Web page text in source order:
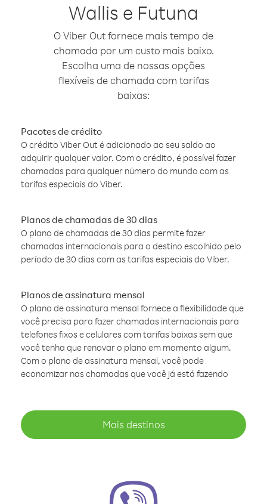
Wallis e Futuna
O Viber Out fornece mais tempo de
chamada por um custo mais baixo.
Escolha uma de nossas opções
flexíveis de chamada com tarifas
baixas:
Pacotes de crédito
O crédito Viber Out é adicionado ao seu saldo ao
adquirir qualquer valor. Com o crédito, é possível fazer
chamadas para qualquer número do mundo com as
tarifas especiais do Viber.
Planos de chamadas de 30 dias
O plano de chamadas de 30 dias permite fazer
chamadas internacionais para o destino escolhido pelo
período de 30 dias com as tarifas especiais do Viber.
Planos de assinatura mensal
O plano de assinatura mensal fornece a flexibilidade que
você precisa para fazer chamadas internacionais para
telefones fixos e celulares com tarifas baixas sem que
você tenha que renovar o plano em momento algum.
Com o plano de assinatura mensal, você pode
economizar nas chamadas que você já está fazendo
Mais destinos